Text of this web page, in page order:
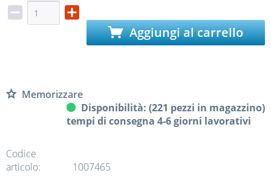
Aggiungi al carrello
Memorizzare
Disponibilità: (221 pezzi in magazzino)
tempi di consegna 4-6 giorni lavorativi
Codice
articolo:
1007465